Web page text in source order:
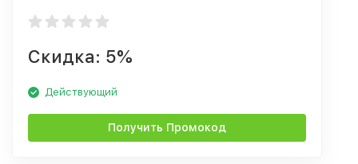
Скидка: 5%
Действующий
Получить Промокод